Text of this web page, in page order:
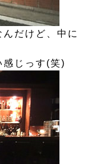
だけど、中に
感じっす(笑)